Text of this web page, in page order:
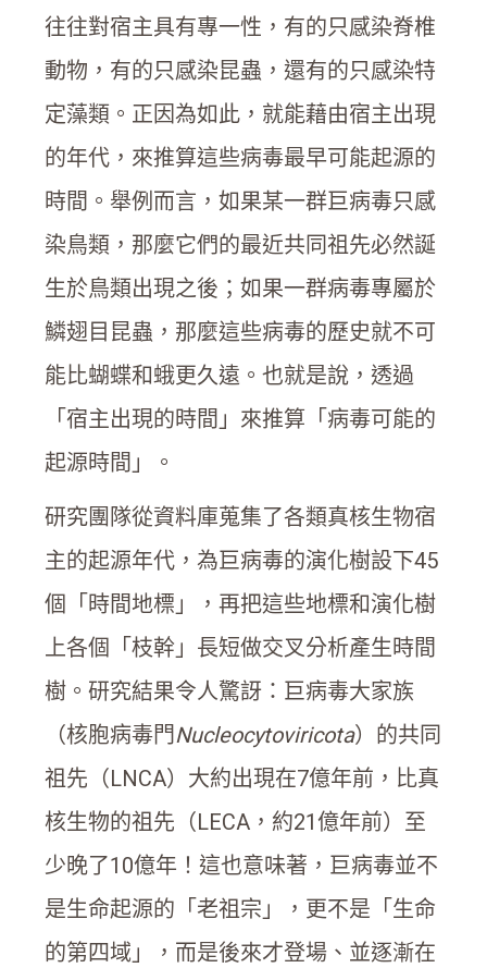
往往對宿主具有專一性，有的只感染脊椎
動物，有的只感染昆蟲，還有的只感染特
定藻類。正因為如此，就能藉由宿主出現
的年代，來推算這些病毒最早可能起源的
時間。舉例而言，如果某一群巨病毒只感
染鳥類，那麼它們的最近共同祖先必然誕
生於鳥類出現之後；如果一群病毒專屬於
鱗翅目昆蟲，那麼這些病毒的歷史就不可
能比蝴蝶和蛾更久遠。也就是說，透過
「宿主出現的時間」來推算「病毒可能的
起源時間」。
研究團隊從資料庫蒐集了各類真核生物宿
主的起源年代，為巨病毒的演化樹設下45
個「時間地標」，再把這些地標和演化樹
上各個「枝幹」長短做交叉分析產生時間
樹。研究結果令人驚訝：巨病毒大家族
（核胞病毒門Nucleocytoviricota）的共同
祖先（LNCA）大約出現在7億年前，比真
核生物的祖先（LECA，約21億年前）至
少晚了10億年！這也意味著，巨病毒並不
是生命起源的「老祖宗」，更不是「生命
的第四域」，而是後來才登場、並逐漸在